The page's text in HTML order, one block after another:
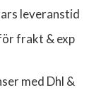
leveranstid
frakt & exp
med Dhl &